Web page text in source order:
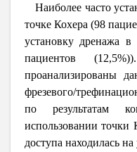
Наиболее часто
точке Кохера (98
установку дренажа
пациентов
проанализированы
фрезевого/
по результатам
использовании точки
доступа находилась